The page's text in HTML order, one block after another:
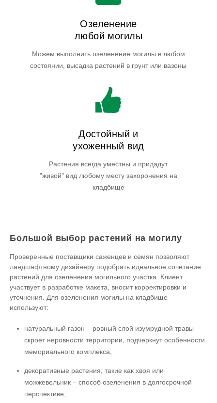
Озеленение
любой могилы
Можем выполнить озеленение могилы в любом
состоянии, высадка растений в грунт или вазоны
Достойный и
ухоженный вид
Растения всегда уместны и придадут
"живой" вид любому месту захоронения на
кладбище
Большой выбор растений на могилу
Проверенные поставщики саженцев и семян позволяют
ландшафтному дизайнеру подобрать идеальное сочетание
растений для озеленения могильного участка. Клиент
участвует в разработке макета, вносит корректировки и
уточнения. Для озеленения могилы на кладбище
используют:
натуральный газон – ровный слой изумрудной травы
скроет неровности территории, подчеркнут особенности
мемориального комплекса;
декоративные растения, такие как хвоя или
можжевельник – способ озеленения в долгосрочной
перспективе;